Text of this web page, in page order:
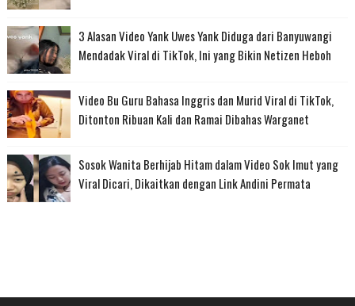
3 Alasan Video Yank Uwes Yank Diduga dari Banyuwangi
Mendadak Viral di TikTok, Ini yang Bikin Netizen Heboh
Video Bu Guru Bahasa Inggris dan Murid Viral di TikTok,
Ditonton Ribuan Kali dan Ramai Dibahas Warganet
Sosok Wanita Berhijab Hitam dalam Video Sok Imut yang
Viral Dicari, Dikaitkan dengan Link Andini Permata